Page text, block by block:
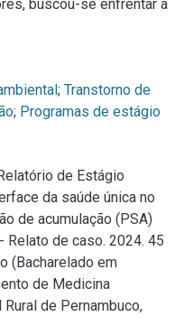
buscou-se enfrentar a
; Transtorno de
; Programas de estágio
de Estágio
da saúde única no
de acumulação (PSA)
Relato de caso. 2024. 45
(Bacharelado em
de Medicina
de Pernambuco,